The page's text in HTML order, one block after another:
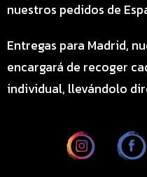
nuestros pedidos de
Entregas para Madrid,
encargará de recoger
individual, llevándolo